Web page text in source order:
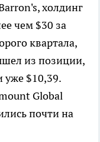
холдинг
чем $30 за
квартала,
из позиции,
уже $10,39.
Global
почти на